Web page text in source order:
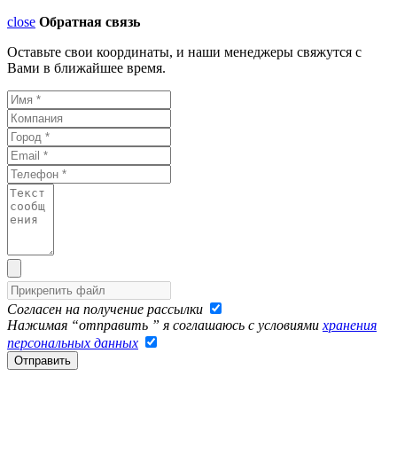
close Обратная связь
Оставьте свои координаты, и наши менеджеры свяжутся с
Вами в ближайшее время.
Согласен на получение рассылки
Нажимая “отправить ” я соглашаюсь с условиями хранения
персональных данных